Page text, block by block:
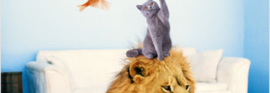
LIRE LA SUITE